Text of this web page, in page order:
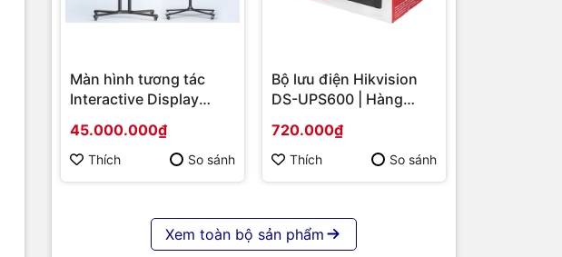
Màn hình tương tác
Interactive Display
D5B86RB/FL 86 | Cấu
hình cao cấp | Hàng
chính hãng
45.000.000₫
Thích So sánh
Bộ lưu điện Hikvision
DS-UPS600 | Hàng
720.000₫
Thích So sánh
Xem toàn bộ sản phẩm
thang, bậc thềm và đổi
phía trước giúp robot giảm
bảo vệ robot và đồ nội thất
Tượng
Mini còn được trang bị
người lớn tuổi hoặc trẻ em